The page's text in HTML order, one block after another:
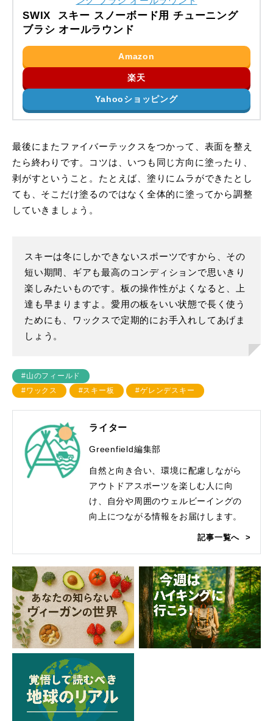
SWIX スキー スノーボード用 チューニング
ブラシ オールラウンド
Amazon
楽天
Yahooショッピング
最後にまたファイバーテックスをつかって、表面を整え
たら終わりです。コツは、いつも同じ方向に塗ったり、
剥がすということ。たとえば、塗りにムラができたとし
ても、そこだけ塗るのではなく全体的に塗ってから調整
していきましょう。
スキーは冬にしかできないスポーツですから、その
短い期間、ギアも最高のコンディションで思いきり
楽しみたいものです。板の操作性がよくなると、上
達も早まりますよ。愛用の板をいい状態で長く使う
ためにも、ワックスで定期的にお手入れしてあげま
しょう。
#山のフィールド
#ワックス
#スキー板 #ゲレンデスキー
ライター
Greenfield編集部
自然と向き合い、環境に配慮しながら
アウトドアスポーツを楽しむ人に向
け、自分や周囲のウェルビーイングの
向上につながる情報をお届けします。
記事一覧へ